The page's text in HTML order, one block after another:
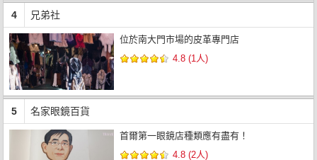
4 兄弟社
位於南大門市場的皮革專門店
4.8 (1人)
5 名家眼鏡百貨
首爾第一眼鏡店種類應有盡有！
4.8 (2人)